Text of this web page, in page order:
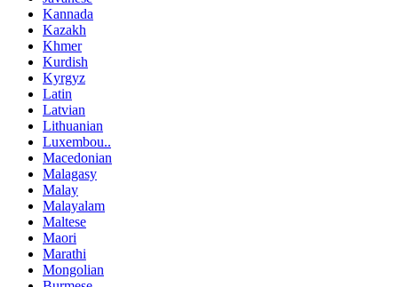
Kannada
Kazakh
Khmer
Kurdish
Kyrgyz
Latin
Latvian
Lithuanian
Luxembou..
Macedonian
Malagasy
Malay
Malayalam
Maltese
Maori
Marathi
Mongolian